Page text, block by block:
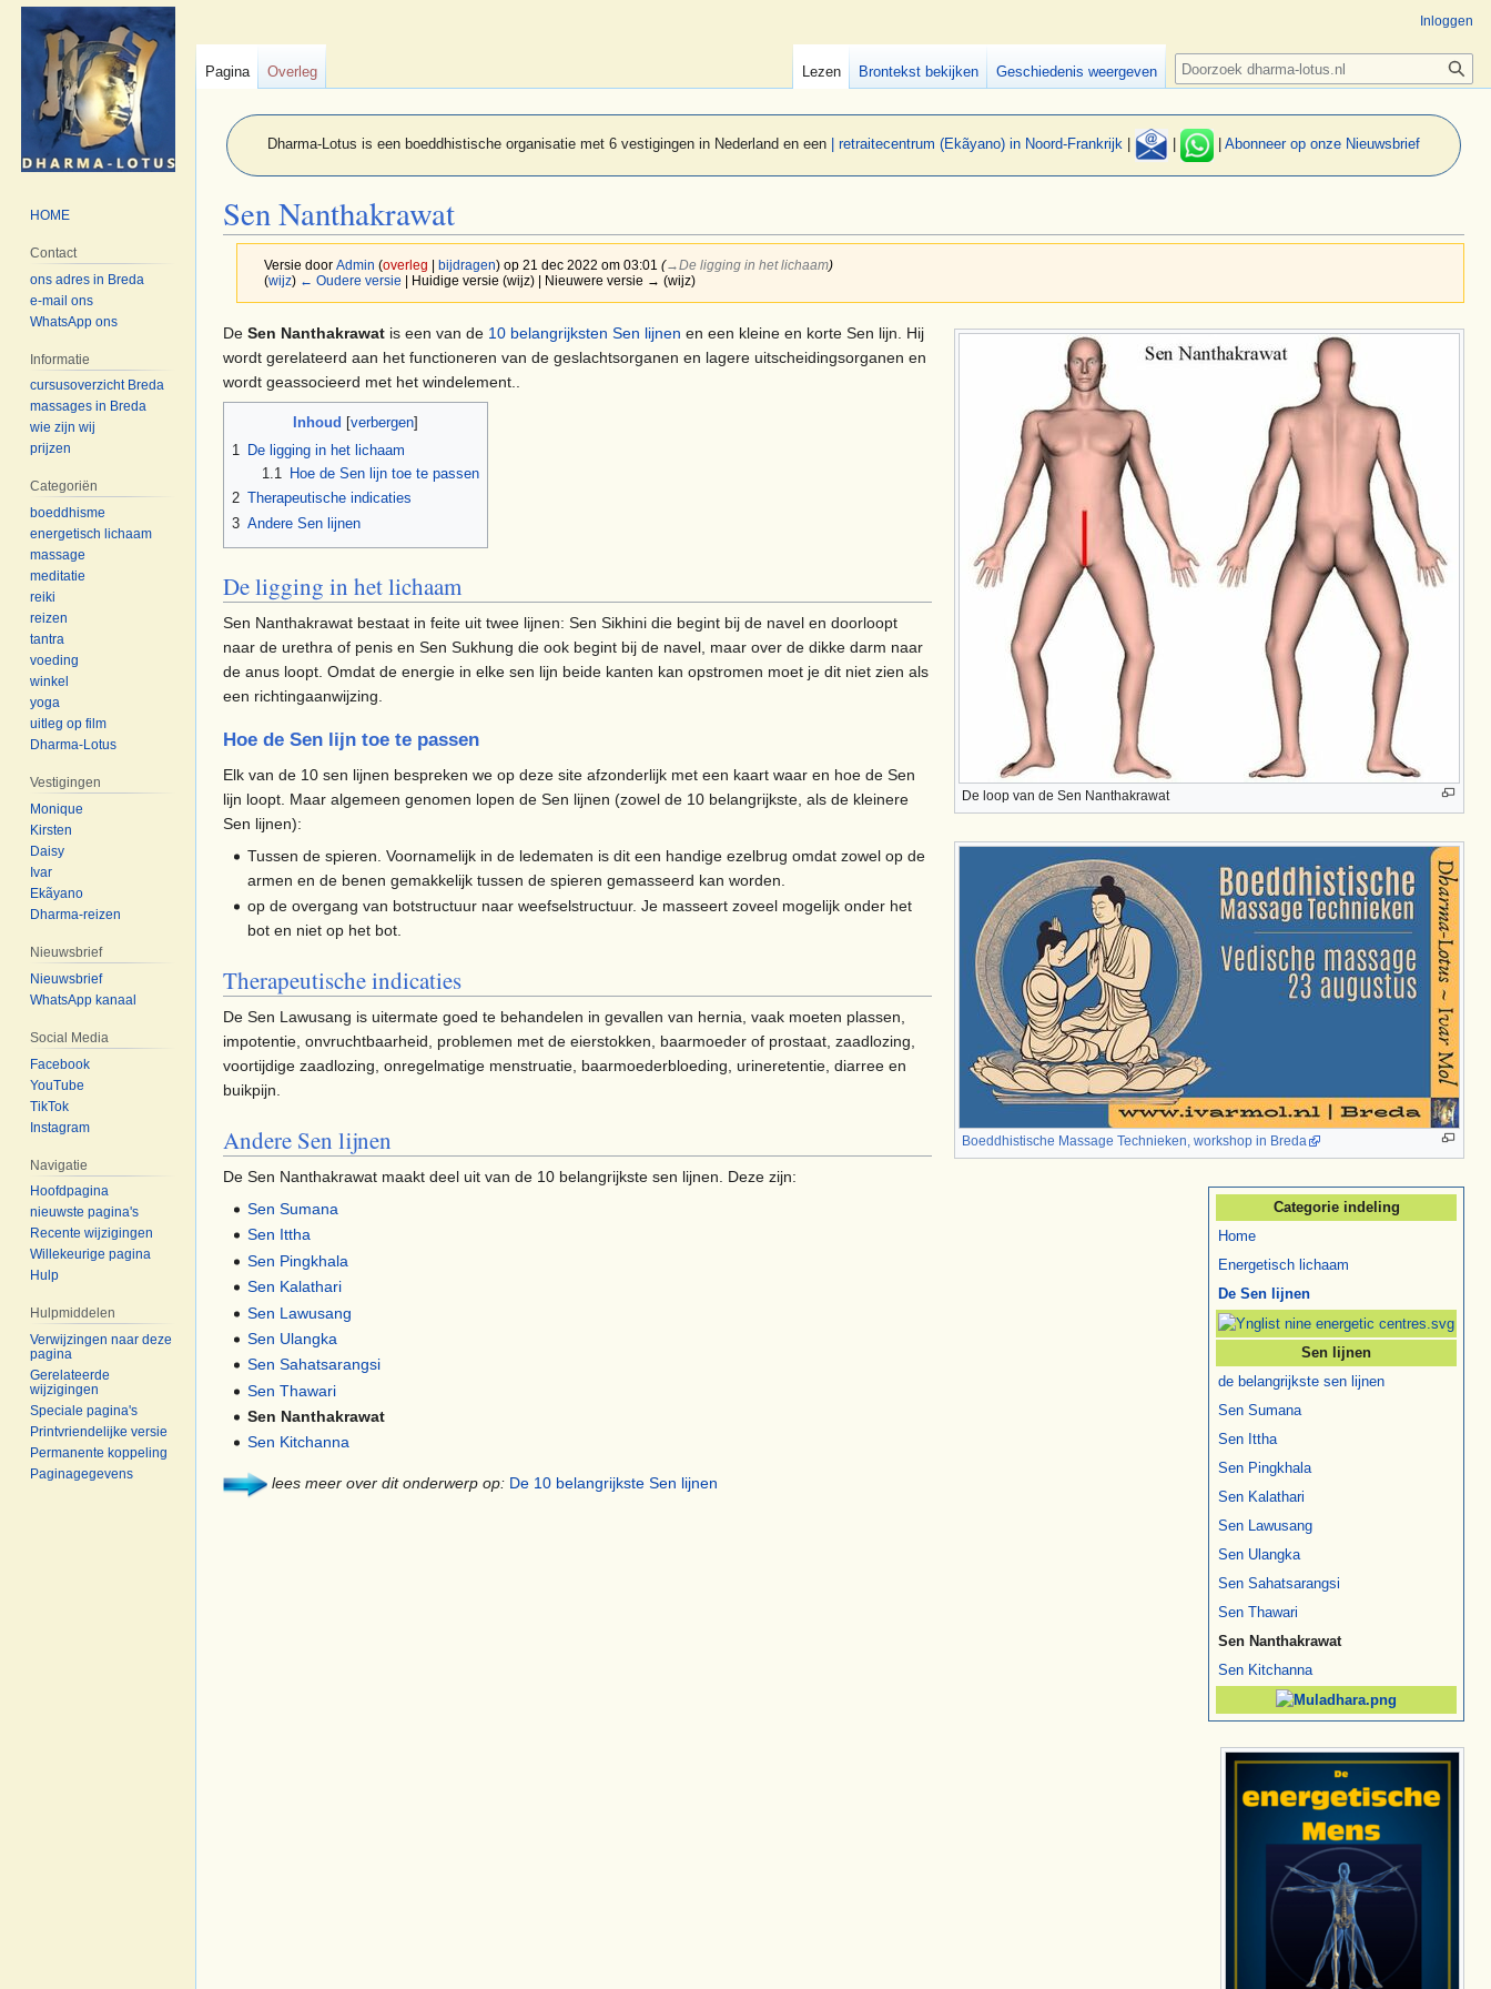
Dharma-Lotus is een boeddhistische organisatie met 6 vestigingen in Nederland en een | retraitecentrum (Ekãyano) in Noord-Frankrijk Abonneer op onze Nieuwsbrief
Sen Nanthakrawat
Versie door Admin (overleg | bijdragen)op 21 dec 2022 om 03:01 (→‎De ligging in het lichaam)
(wijz) ← Oudere versie | Huidige versie (wijz) | Nieuwere versie → (wijz)
Naar
navigatie
springen
Naar
zoeken
springen
De loop van de Sen Nanthakrawat
Boeddhistische Massage Technieken, workshop in Breda
Categorie indeling
Home
Energetisch lichaam
De Sen lijnen
Sen lijnen
de belangrijkste sen lijnen
Sen Sumana
Sen Ittha
Sen Pingkhala
Sen Kalathari
Sen Lawusang
Sen Ulangka
Sen Sahatsarangsi
Sen Thawari
Sen Nanthakrawat
Sen Kitchanna
De Sen Nanthakrawat is een van de 10 belangrijksten Sen lijnen en een kleine en korte Sen lijn. Hij
wordt gerelateerd aan het functioneren van de geslachtsorganen en lagere uitscheidingsorganen en
wordt geassocieerd met het windelement..
Inhoud
1 De ligging in het lichaam
1.1
Hoe de Sen lijn toe te passen
2 Therapeutische indicaties
3 Andere Sen lijnen
De ligging in het lichaam
Sen Nanthakrawat bestaat in feite uit twee lijnen: Sen Sikhini die begint bij de navel en doorloopt
naar de urethra of penis en Sen Sukhung die ook begint bij de navel, maar over de dikke darm naar
de anus loopt. Omdat de energie in elke sen lijn beide kanten kan opstromen moet je dit niet zien als
een richtingaanwijzing.
Hoe de Sen lijn toe te passen
Elk van de 10 sen lijnen bespreken we op deze site afzonderlijk met een kaart waar en hoe de Sen
lijn loopt. Maar algemeen genomen lopen de Sen lijnen (zowel de 10 belangrijkste, als de kleinere
Sen lijnen):
Tussen de spieren. Voornamelijk in de ledematen is dit een handige ezelbrug omdat zowel op de
armen en de benen gemakkelijk tussen de spieren gemasseerd kan worden.
op de overgang van botstructuur naar weefselstructuur. Je masseert zoveel mogelijk onder het
bot en niet op het bot.
Therapeutische indicaties
De Sen Lawusang is uitermate goed te behandelen in gevallen van hernia, vaak moeten plassen,
impotentie, onvruchtbaarheid, problemen met de eierstokken, baarmoeder of prostaat, zaadlozing,
voortijdige zaadlozing, onregelmatige menstruatie, baarmoederbloeding, urineretentie, diarree en
buikpijn.
Andere Sen lijnen
De Sen Nanthakrawat maakt deel uit van de 10 belangrijkste sen lijnen. Deze zijn:
Sen Sumana
Sen Ittha
Sen Pingkhala
Sen Kalathari
Sen Lawusang
Sen Ulangka
Sen Sahatsarangsi
Sen Thawari
Sen Nanthakrawat
Sen Kitchanna
lees meer over dit onderwerp op: De 10 belangrijkste Sen lijnen
Inloggen
Pagina Overleg Lezen Brontekst bekijken Geschiedenis weergeven Zoeken
HOME
Contact
ons adres in Breda
e-mail ons
WhatsApp ons
Informatie
cursusoverzicht Breda
massages in Breda
wie zijn wij
prijzen
Categoriën
boeddhisme
energetisch lichaam
massage
meditatie
reiki
reizen
tantra
voeding
winkel
yoga
uitleg op film
Dharma-Lotus
Vestigingen
Monique
Kirsten
Daisy
Ivar
Ekãyano
Dharma-reizen
Nieuwsbrief
Nieuwsbrief
WhatsApp kanaal
Social Media
Facebook
YouTube
TikTok
Instagram
Navigatie
Hoofdpagina
nieuwste pagina's
Recente wijzigingen
Willekeurige pagina
Hulp
Hulpmiddelen
Verwijzingen naar deze
pagina
Gerelateerde
wijzigingen
Speciale pagina's
Printvriendelijke versie
Permanente koppeling
Paginagegevens